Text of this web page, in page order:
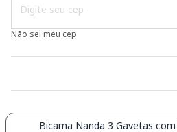
Não sei meu cep
Bicama Nanda 3 Gavetas